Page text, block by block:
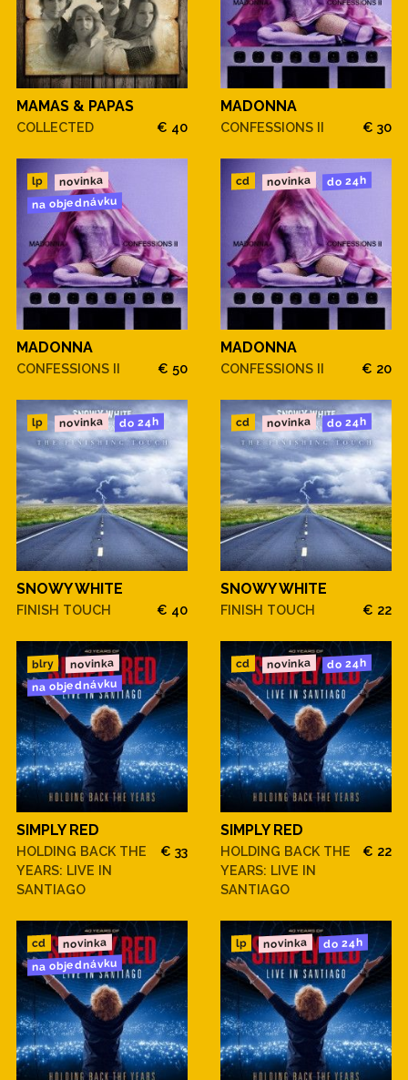
MAMAS & PAPAS
COLLECTED € 40
MADONNA
CONFESSIONS II € 30
lp novinka
na objednávku
MADONNA
CONFESSIONS II € 50
cd novinka do 24h
MADONNA
CONFESSIONS II € 20
lp novinka do 24h
SNOWY WHITE
FINISH TOUCH € 40
cd novinka do 24h
SNOWY WHITE
FINISH TOUCH € 22
blry novinka
na objednávku
SIMPLY RED
HOLDING BACK THE
YEARS: LIVE IN
SANTIAGO
€ 33
cd novinka do 24h
SIMPLY RED
HOLDING BACK THE
YEARS: LIVE IN
SANTIAGO
€ 22
cd novinka
na objednávku
lp novinka do 24h